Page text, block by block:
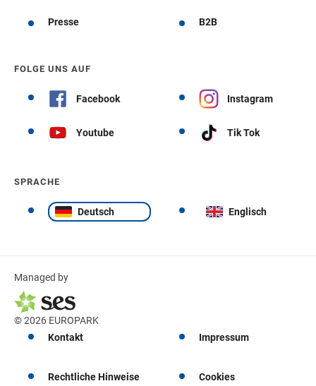
Presse B2B
FOLGE UNS AUF
Facebook Instagram
Youtube Tik Tok
SPRACHE
Deutsch Englisch
Managed by
© 2026 EUROPARK
Kontakt
Impressum
Rechtliche Hinweise Cookies